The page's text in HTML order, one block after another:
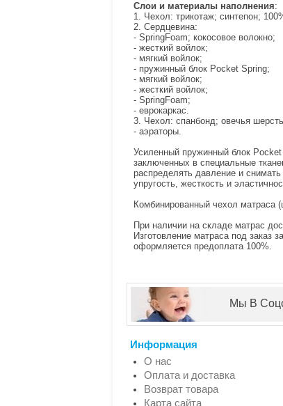
Слои и материалы наполнения:
1. Чехол: трикотаж; синтепон;
2. Сердцевина:
- SpringFoam; кокосовое волокно;
- жесткий войлок;
- мягкий войлок;
- пружинный блок Pocket Spring;
- мягкий войлок;
- жесткий войлок;
- SpringFoam;
- еврокаркас.
3. Чехол: спанбонд; овечья
- аэраторы.
Усиленный пружинный блок
заключенных в специальные
распределять давление и
упругость, жесткость и
Комбинированный чехол матраса
При наличии на складе матрас
Изготовление матраса под заказ
оформляется предоплата 100%.
Мы В
Информация
О нас
Оплата и доставка
Возврат товара
Карта сайта